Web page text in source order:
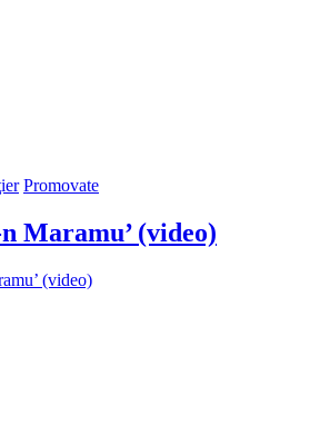
Promovate
Maramu’ (video)
(video)